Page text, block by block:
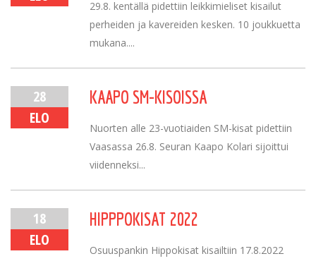
29.8. kentällä pidettiin leikkimieliset kisailut
perheiden ja kavereiden kesken. 10 joukkuetta
mukana....
28
ELO
KAAPO SM-KISOISSA
Nuorten alle 23-vuotiaiden SM-kisat pidettiin
Vaasassa 26.8. Seuran Kaapo Kolari sijoittui
viidenneksi...
18
ELO
HIPPPOKISAT 2022
Osuuspankin Hippokisat kisailtiin 17.8.2022